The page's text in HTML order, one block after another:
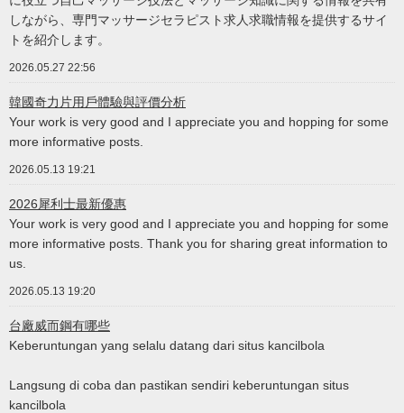
しながら、専門マッサージセラピスト求人求職情報を提供するサイ
トを紹介します。
2026.05.27 22:56
韓國奇力片用戶體驗與評價分析
Your work is very good and I appreciate you and hopping for some
more informative posts.
2026.05.13 19:21
2026犀利士最新優惠
Your work is very good and I appreciate you and hopping for some
more informative posts. Thank you for sharing great information to
us.
2026.05.13 19:20
台廠威而鋼有哪些
Keberuntungan yang selalu datang dari situs kancilbola
Langsung di coba dan pastikan sendiri keberuntungan situs
kancilbola